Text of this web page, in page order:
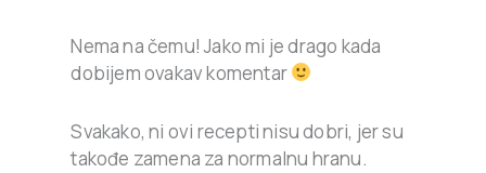
Nema na čemu! Jako mi je drago kada
dobijem ovakav komentar
Svakako, ni ovi recepti nisu dobri, jer su
takođe zamena za normalnu hranu.